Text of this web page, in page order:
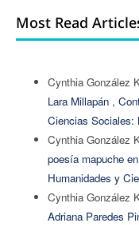
Most Read
Cynthia González
Lara Millapán ,
Ciencias Sociales:
Cynthia González
poesía mapuche
Humanidades y
Cynthia González
Adriana Paredes